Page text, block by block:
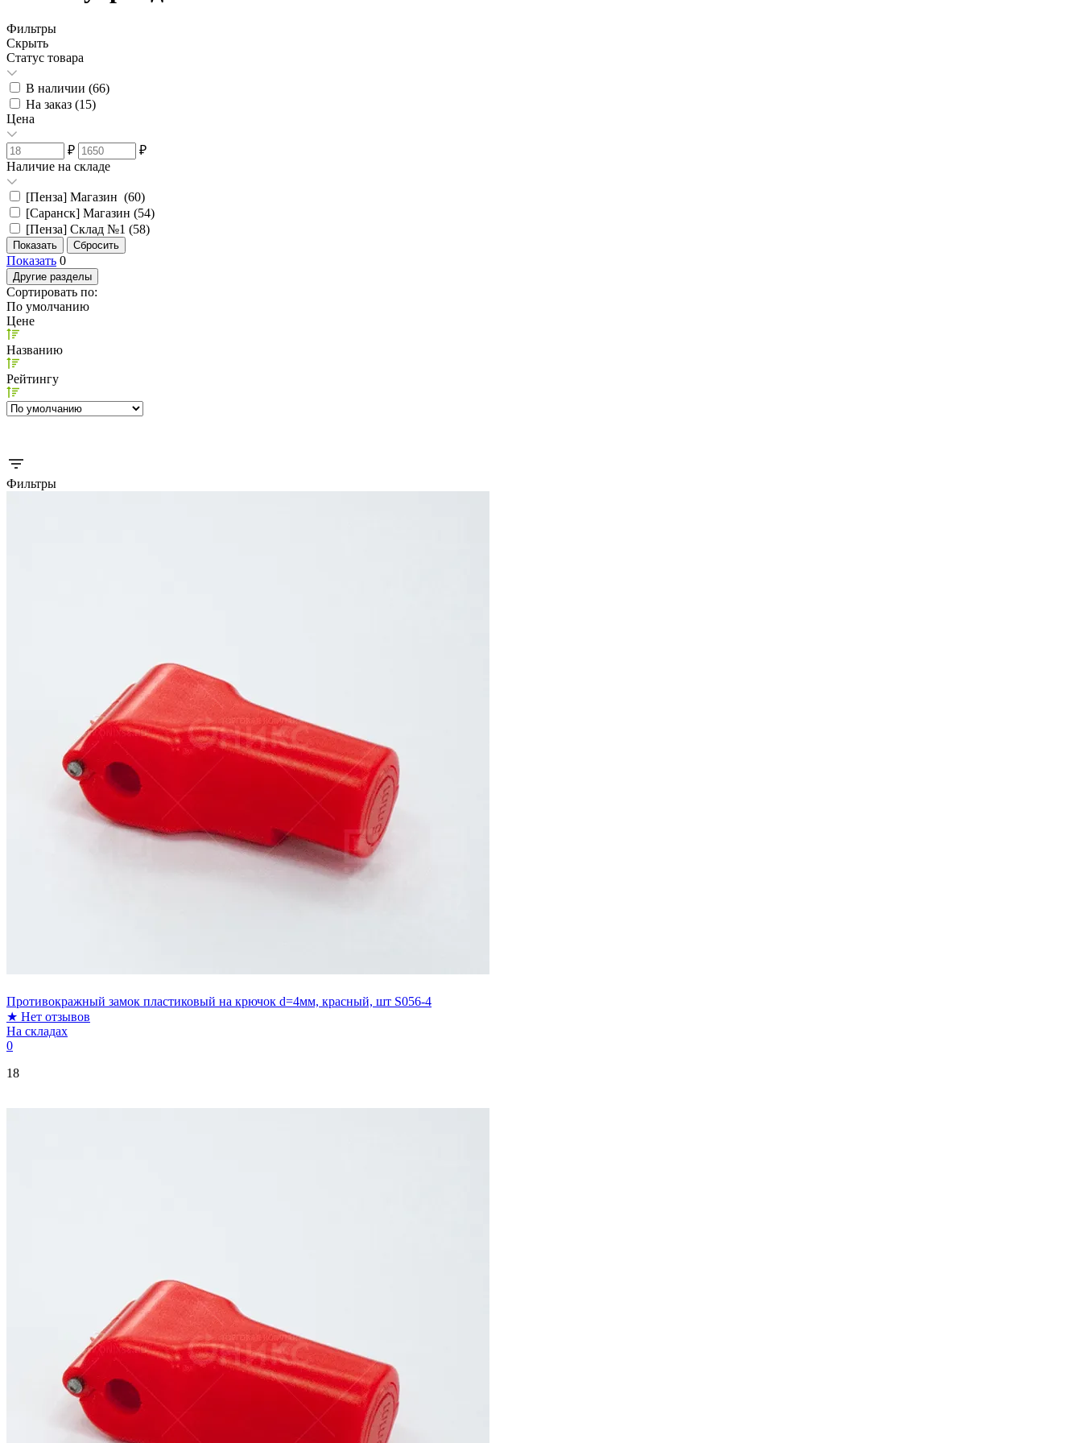
Фильтры
Скрыть
Статус товара
В наличии (66)
На заказ (15)
Цена
₽
₽
Наличие на складе
[Пенза] Магазин (60)
[Саранск] Магазин (54)
[Пенза] Склад №1 (58)
Показать 0
Другие разделы
Сортировать по:
По умолчанию
Цене
Названию
Рейтингу
Фильтры
Противокражный замок пластиковый на крючок d=4мм, красный, шт S056-4
★ Нет отзывов
На складах
0
18